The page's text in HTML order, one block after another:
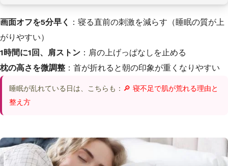
画面オフを5分早く
：寝る直前の刺激を減らす（睡眠の質が上
がりやすい）
1時間に1回、肩ストン ：肩の上げっぱなしを止める
枕の高さを微調整 ：首が折れると朝の印象が重くなりやすい
睡眠が乱れている日は、こちらも： 🔎 寝不足で肌が荒れる理由と
整え方